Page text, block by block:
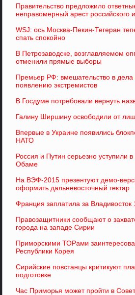
Правительство предложило
неправомерный арест российского
WSJ: ось Москва-Пекин-Тегеран
спать спокойно
В Петрозаводске, возглавляемом
отменили прямые выборы
Премьер РФ: вмешательство в дела
появлению экстремистов
В Госдуме потребовали вернуть
Галину Ширшину освободили от
Впервые в Украине появились
НАТО
Россия и Путин серьезно уступили
Обаме
На ВЭФ-2015 презентуют демо-
оформить дальневосточный гектар
Франция заплатила за
Правозащитники сообщают о
города на западе Сирии
Приморскими ТОРами
Республики Корея
Сирийские повстанцы критикуют
подготовке
Час Приморья может пройти в